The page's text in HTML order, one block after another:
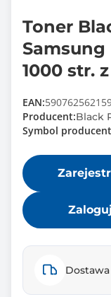
Toner
Samsung
1000 str.
EAN:
Producent:Black
Symbol